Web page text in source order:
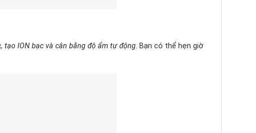
tạo ION bạc và cân bằng độ ẩm tự động. Bạn có thể hẹn giờ